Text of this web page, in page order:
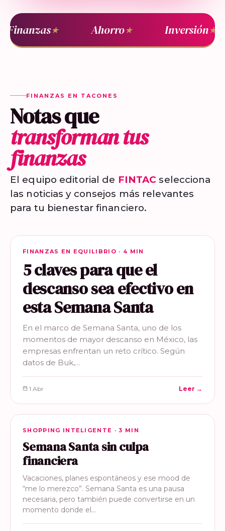
Finanzas★ Ahorro★ Inversión★
FINANZAS EN TACONES
Notas que
transforman tus
finanzas
El equipo editorial de FINTAC selecciona
las noticias y consejos más relevantes
para tu bienestar financiero.
FINANZAS EN EQUILIBRIO
FINANZAS EN EQUILIBRIO · 4 MIN
5 claves para que el
descanso sea efectivo en
esta Semana Santa
En el marco de Semana Santa, uno de los
momentos de mayor descanso en México, las
empresas enfrentan un reto crítico. Según
datos de Buk,…
1 Abr Leer →
SHOPPING INTELIGENTE
SHOPPING INTELIGENTE · 3 MIN
Semana Santa sin culpa
financiera
Vacaciones, planes espontáneos y ese mood de
“me lo merezco”. Semana Santa es una pausa
necesaria, pero también puede convertirse en un
momento donde el…